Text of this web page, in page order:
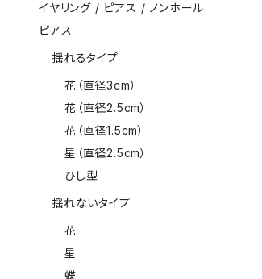
イヤリング / ピアス / ノンホール
ピアス
揺れるタイプ
花（直径3cm）
花（直径2.5cm）
花（直径1.5cm）
星（直径2.5cm）
ひし型
揺れないタイプ
花
星
蝶